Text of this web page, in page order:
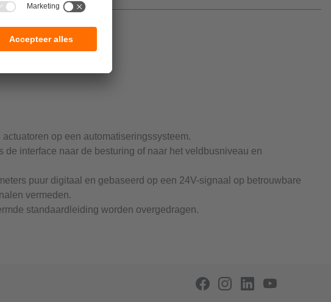
op een automatiseringssysteem.
interface naar de besturing of naar het veldbusniveau en
puur digitaal en gebaseerd op een 24V-signaal op betrouwbare
vermeden.
standaardleiding worden overgedragen.